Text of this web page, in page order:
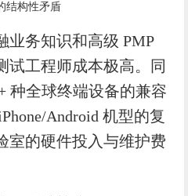
结构性矛盾
业务知识和高级 PMP
试工程师成本极高。同
种全球终端设备的兼容
Android 机型的复
室的硬件投入与维护费